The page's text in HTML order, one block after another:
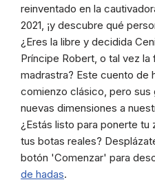
reinventado en la
2021, ¡y descubre qué
¿Eres la libre y decidida
Príncipe Robert, o tal vez
madrastra? Este cuento de
comienzo clásico, pero sus
nuevas dimensiones a
¿Estás listo para ponerte tu
tus botas reales?
botón 'Comenzar' para
de hadas.